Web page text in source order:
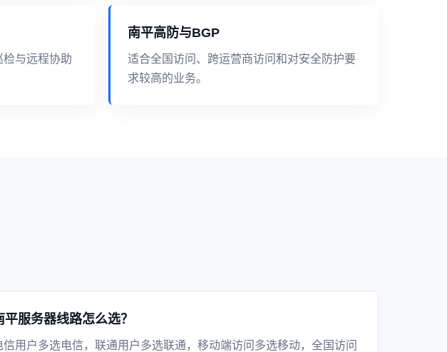
与远程协助
南平高防与BGP
适合全国访问、跨运营商访问和对安全防护要
求较高的业务。
平服务器线路怎么选？
信用户多选电信，联通用户多选联通，移动端访问多选移动，全国访问